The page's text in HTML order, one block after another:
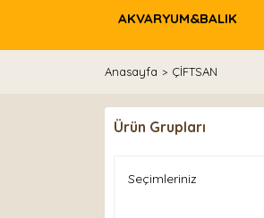
AKVARYUM&BALIK
Anasayfa ÇİFTSAN
Ürün Grupları
Seçimleriniz